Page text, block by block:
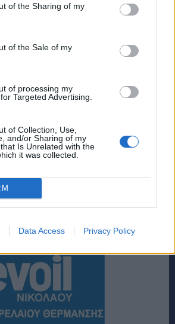
of the Sharing of my
of the Sale of my
of processing my
Targeted Advertising.
of Collection, Use,
and/or Sharing of my
Is Unrelated with the
it was collected.
Data Access Privacy Policy